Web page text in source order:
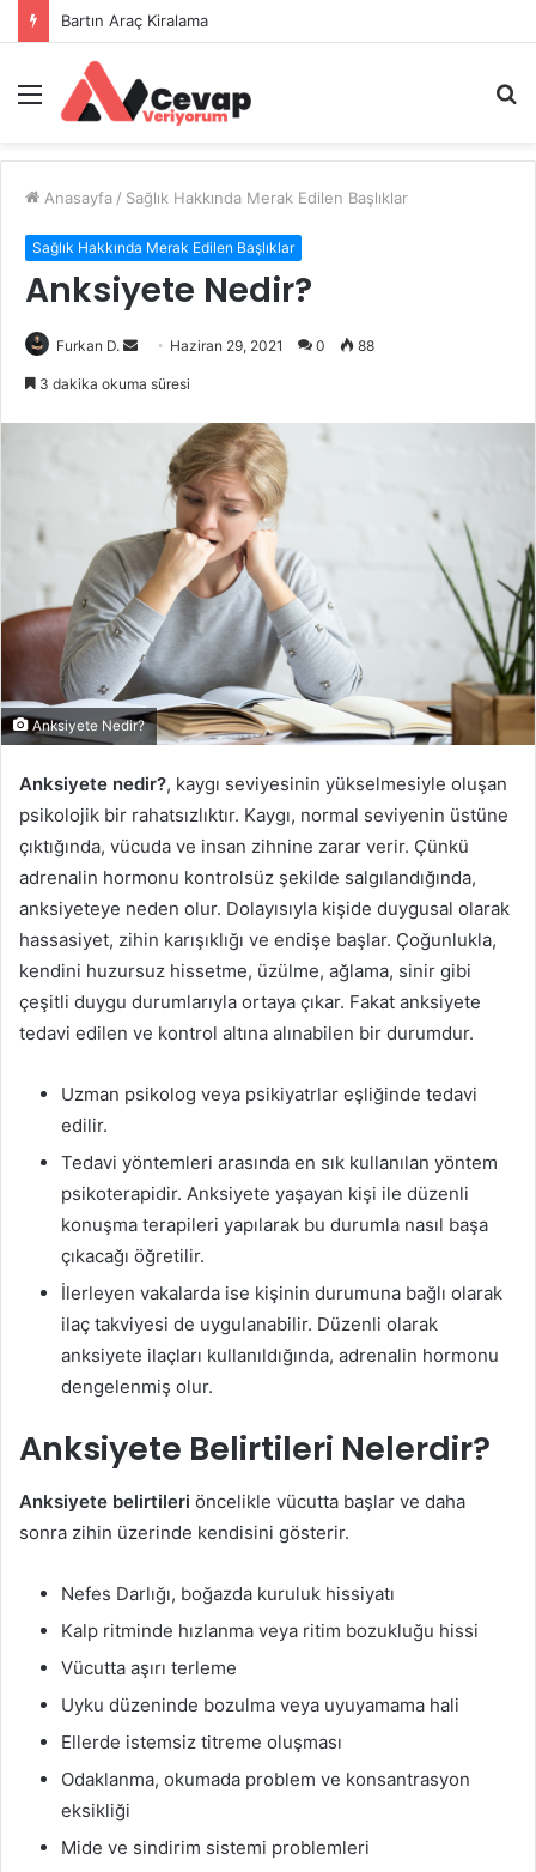
İstanbul Hurdacı Firmaları ve Hurda Fiyatları
Menü
...
Anasayfa / Sağlık Hakkında Merak Edilen Başlıklar
Sağlık Hakkında Merak Edilen Başlıklar
Anksiyete Nedir?
Furkan D.
Bir
göndermek
Haziran 29, 2021 0 88
3 dakika okuma süresi
Anksiyete Nedir?
Anksiyete nedir?, kaygı seviyesinin yükselmesiyle oluşan
psikolojik bir rahatsızlıktır. Kaygı, normal seviyenin üstüne
çıktığında, vücuda ve insan zihnine zarar verir. Çünkü
adrenalin hormonu kontrolsüz şekilde salgılandığında,
anksiyeteye neden olur. Dolayısıyla kişide duygusal olarak
hassasiyet, zihin karışıklığı ve endişe başlar. Çoğunlukla,
kendini huzursuz hissetme, üzülme, ağlama, sinir gibi
çeşitli duygu durumlarıyla ortaya çıkar. Fakat anksiyete
tedavi edilen ve kontrol altına alınabilen bir durumdur.
Uzman psikolog veya psikiyatrlar eşliğinde tedavi
edilir.
Tedavi yöntemleri arasında en sık kullanılan yöntem
psikoterapidir. Anksiyete yaşayan kişi ile düzenli
konuşma terapileri yapılarak bu durumla nasıl başa
çıkacağı öğretilir.
İlerleyen vakalarda ise kişinin durumuna bağlı olarak
ilaç takviyesi de uygulanabilir. Düzenli olarak
anksiyete ilaçları kullanıldığında, adrenalin hormonu
dengelenmiş olur.
Anksiyete Belirtileri Nelerdir?
Anksiyete belirtileri öncelikle vücutta başlar ve daha
sonra zihin üzerinde kendisini gösterir.
Nefes Darlığı, boğazda kuruluk hissiyatı
Kalp ritminde hızlanma veya ritim bozukluğu hissi
Vücutta aşırı terleme
Uyku düzeninde bozulma veya uyuyamama hali
Ellerde istemsiz titreme oluşması
Odaklanma, okumada problem ve konsantrasyon
eksikliği
Mide ve sindirim sistemi problemleri